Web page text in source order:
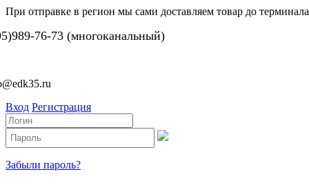
При отправке в регион мы сами доставляем товар до
76-73 (многоканальный)
Вход Регистрация
Забыли пароль?